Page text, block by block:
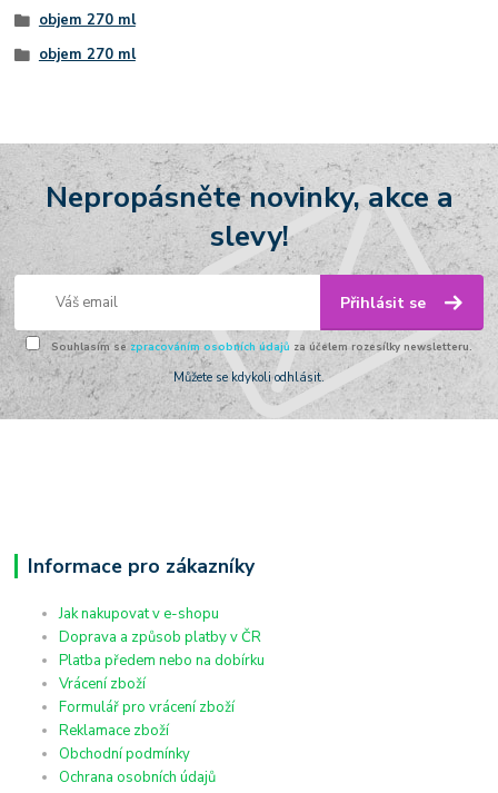
objem 270 ml
objem 270 ml
Nepropásněte novinky, akce a
slevy!
Přihlásit se
Souhlasím se zpracováním osobních údajů za účelem rozesílky newsletteru.
Můžete se kdykoli odhlásit.
Informace pro zákazníky
Jak nakupovat v e-shopu
Doprava a způsob platby v ČR
Platba předem nebo na dobírku
Vrácení zboží
Formulář pro vrácení zboží
Reklamace zboží
Obchodní podmínky
Ochrana osobních údajů